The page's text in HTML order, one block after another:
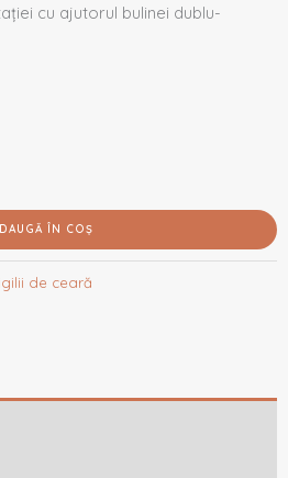
cu ajutorul bulinei dublu-
ÎN COȘ
de ceară